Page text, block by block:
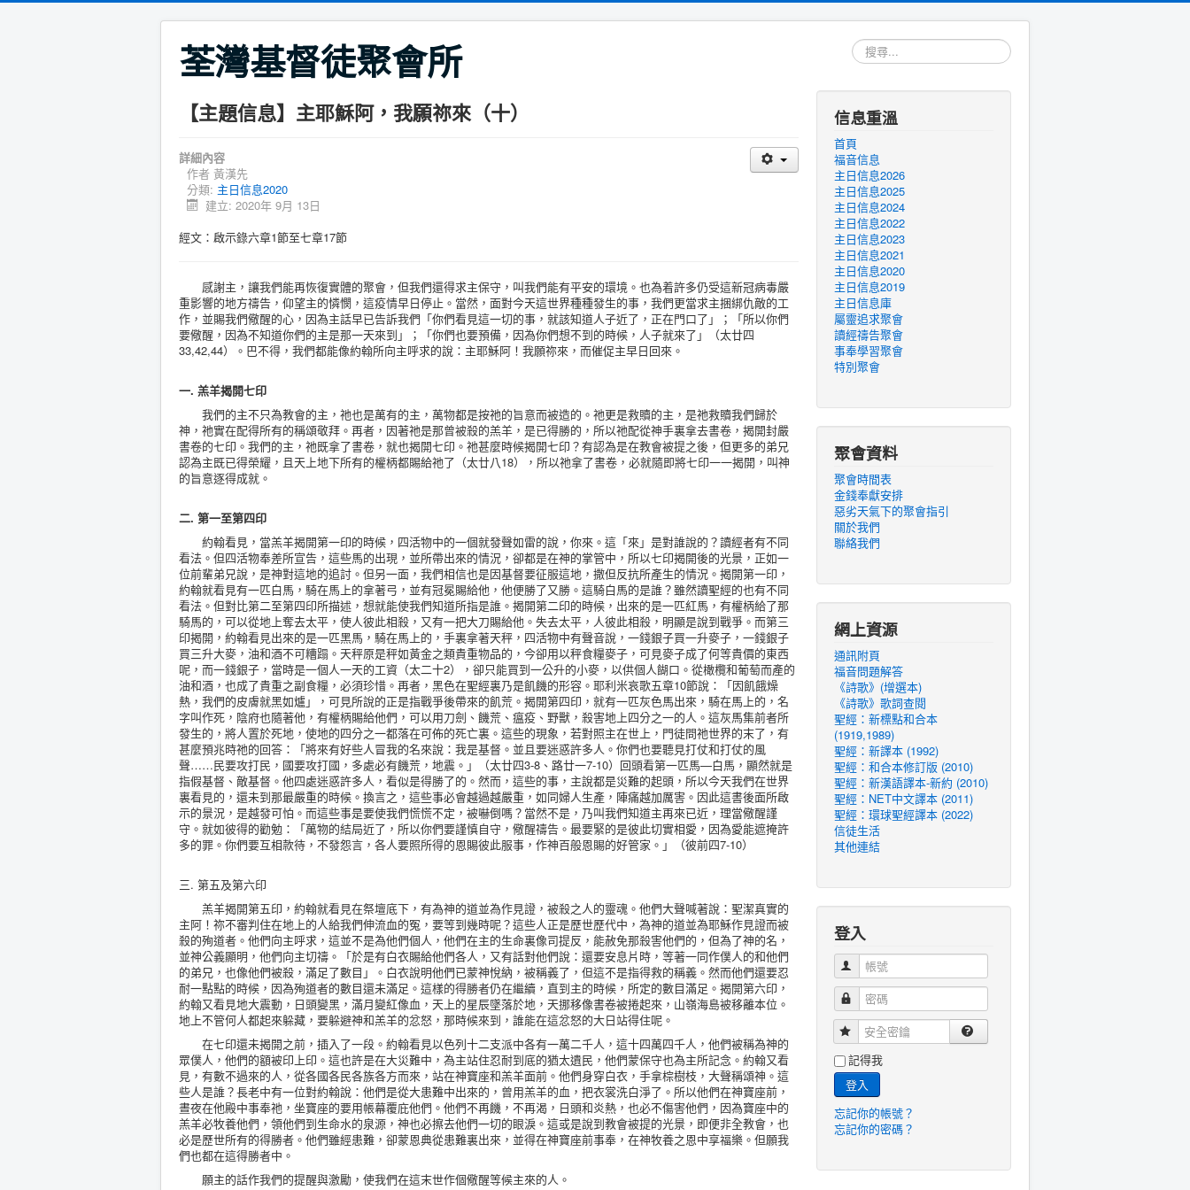
荃灣基督徒聚會所
搜
尋...
【主題信息】主耶穌阿，我願祢來（十）
詳細內容
作者 黃漢先
分類: 主日信息2020
建立: 2020年 9月 13日
經文：啟示錄六章1節至七章17節
感謝主，讓我們能再恢復實體的聚會，但我們還得求主保守，叫我們能有平安的環境。也為着許多仍受這新冠病毒嚴
重影響的地方禱告，仰望主的憐憫，這疫情早日停止。當然，面對今天這世界種種發生的事，我們更當求主捆綁仇敵的工
作，並賜我們儆醒的心，因為主話早已告訴我們「你們看見這一切的事，就該知道人子近了，正在門口了」；「所以你們
要儆醒，因為不知道你們的主是那一天來到」；「你們也要預備，因為你們想不到的時候，人子就來了」（太廿四
33,42,44）。巴不得，我們都能像約翰所向主呼求的說：主耶穌阿！我願祢來，而催促主早日回來。
一. 羔羊揭開七印
我們的主不只為教會的主，祂也是萬有的主，萬物都是按祂的旨意而被造的。祂更是救贖的主，是祂救贖我們歸於
神，祂實在配得所有的稱頌敬拜。再者，因著祂是那曾被殺的羔羊，是已得勝的，所以祂配從神手裏拿去書卷，揭開封嚴
書卷的七印。我們的主，祂既拿了書卷，就也揭開七印。祂甚麼時候揭開七印？有認為是在教會被提之後，但更多的弟兄
認為主既已得榮耀，且天上地下所有的權柄都賜給祂了（太廿八18），所以祂拿了書卷，必就隨即將七印一一揭開，叫神
的旨意逐得成就。
二. 第一至第四印
約翰看見，當羔羊揭開第一印的時候，四活物中的一個就發聲如雷的說，你來。這「來」是對誰說的？讀經者有不同
看法。但四活物奉差所宣告，這些馬的出現，並所帶出來的情況，卻都是在神的掌管中，所以七印揭開後的光景，正如一
位前輩弟兄說，是神對這地的追討。但另一面，我們相信也是因基督要征服這地，撒但反抗所產生的情況。揭開第一印，
約翰就看見有一匹白馬，騎在馬上的拿著弓，並有冠冕賜給他，他便勝了又勝。這騎白馬的是誰？雖然讀聖經的也有不同
看法。但對比第二至第四印所描述，想就能使我們知道所指是誰。揭開第二印的時候，出來的是一匹紅馬，有權柄給了那
騎馬的，可以從地上奪去太平，使人彼此相殺，又有一把大刀賜給他。失去太平，人彼此相殺，明顯是說到戰爭。而第三
印揭開，約翰看見出來的是一匹黑馬，騎在馬上的，手裏拿著天秤，四活物中有聲音說，一錢銀子買一升麥子，一錢銀子
買三升大麥，油和酒不可糟蹋。天秤原是秤如黃金之類貴重物品的，今卻用以秤食糧麥子，可見麥子成了何等貴價的東西
呢，而一錢銀子，當時是一個人一天的工資（太二十2），卻只能買到一公升的小麥，以供個人餬口。從橄欖和葡萄而產的
油和酒，也成了貴重之副食糧，必須珍惜。再者，黑色在聖經裏乃是飢饑的形容。耶利米哀歌五章10節說：「因飢餓燥
熱，我們的皮膚就黑如爐」，可見所說的正是指戰爭後帶來的飢荒。揭開第四印，就有一匹灰色馬出來，騎在馬上的，名
字叫作死，陰府也隨著他，有權柄賜給他們，可以用刀劍、饑荒、瘟疫、野獸，殺害地上四分之一的人。這灰馬集前者所
發生的，將人置於死地，使地的四分之一都落在可佈的死亡裏。這些的現象，若對照主在世上，門徒問祂世界的末了，有
甚麼預兆時祂的回答：「將來有好些人冒我的名來說：我是基督。並且要迷惑許多人。你們也要聽見打仗和打仗的風
聲……民要攻打民，國要攻打國，多處必有饑荒，地震。」（太廿四3-8、路廿一7-10）回頭看第一匹馬—白馬，顯然就是
指假基督、敵基督。他四處迷惑許多人，看似是得勝了的。然而，這些的事，主說都是災難的起頭，所以今天我們在世界
裏看見的，還未到那最嚴重的時候。換言之，這些事必會越過越嚴重，如同婦人生產，陣痛越加厲害。因此這書後面所啟
示的景況，是越發可怕。而這些事是要使我們慌慌不定，被嚇倒嗎？當然不是，乃叫我們知道主再來已近，理當儆醒謹
守。就如彼得的勸勉：「萬物的結局近了，所以你們要謹慎自守，儆醒禱告。最要緊的是彼此切實相愛，因為愛能遮掩許
多的罪。你們要互相款待，不發怨言，各人要照所得的恩賜彼此服事，作神百般恩賜的好管家。」（彼前四7-10）
三. 第五及第六印
羔羊揭開第五印，約翰就看見在祭壇底下，有為神的道並為作見證，被殺之人的靈魂。他們大聲喊著說：聖潔真實的
主阿！祢不審判住在地上的人給我們伸流血的冤，要等到幾時呢？這些人正是歷世歷代中，為神的道並為耶穌作見證而被
殺的殉道者。他們向主呼求，這並不是為他們個人，他們在主的生命裏像司提反，能赦免那殺害他們的，但為了神的名，
並神公義顯明，他們向主切禱。「於是有白衣賜給他們各人，又有話對他們說：還要安息片時，等著一同作僕人的和他們
的弟兄，也像他們被殺，滿足了數目」。白衣說明他們已蒙神悅納，被稱義了，但這不是指得救的稱義。然而他們還要忍
耐一點點的時候，因為殉道者的數目還未滿足。這樣的得勝者仍在繼續，直到主的時候，所定的數目滿足。揭開第六印，
約翰又看見地大震動，日頭變黑，滿月變紅像血，天上的星辰墜落於地，天挪移像書卷被捲起來，山嶺海島被移離本位。
地上不管何人都起來躲藏，要躲避神和羔羊的忿怒，那時候來到，誰能在這忿怒的大日站得住呢。
在七印還未揭開之前，插入了一段。約翰看見以色列十二支派中各有一萬二千人，這十四萬四千人，他們被稱為神的
眾僕人，他們的額被印上印。這也許是在大災難中，為主站住忍耐到底的猶太遺民，他們蒙保守也為主所記念。約翰又看
見，有數不過來的人，從各國各民各族各方而來，站在神寶座和羔羊面前。他們身穿白衣，手拿棕樹枝，大聲稱頌神。這
些人是誰？長老中有一位對約翰說：他們是從大患難中出來的，曾用羔羊的血，把衣裳洗白淨了。所以他們在神寶座前，
晝夜在他殿中事奉祂，坐寶座的要用帳幕覆庇他們。他們不再饑，不再渴，日頭和炎熱，也必不傷害他們，因為寶座中的
羔羊必牧養他們，領他們到生命水的泉源，神也必擦去他們一切的眼淚。這或是說到教會被提的光景，即便非全教會，也
必是歷世所有的得勝者。他們雖經患難，卻蒙恩典從患難裏出來，並得在神寶座前事奉，在神牧養之恩中享福樂。但願我
們也都在這得勝者中。
願主的話作我們的提醒與激勵，使我們在這末世作個儆醒等候主來的人。
信息重溫
首頁
福音信息
主日信息2026
主日信息2025
主日信息2024
主日信息2022
主日信息2023
主日信息2021
主日信息2020
主日信息2019
主日信息庫
屬靈追求聚會
讀經禱告聚會
事奉學習聚會
特別聚會
聚會資料
聚會時間表
金錢奉獻安排
惡劣天氣下的聚會指引
關於我們
聯絡我們
網上資源
通訊附頁
福音問題解答
《詩歌》(增選本)
《詩歌》歌詞查閱
聖經：新標點和合本
(1919,1989)
聖經：新譯本 (1992)
聖經：和合本修訂版 (2010)
聖經：新漢語譯本-新約 (2010)
聖經：NET中文譯本 (2011)
聖經：環球聖經譯本 (2022)
信徒生活
其他連結
登入
帳號
密碼
安全密鑰
記得我
登入
忘記你的帳號？
忘記你的密碼？